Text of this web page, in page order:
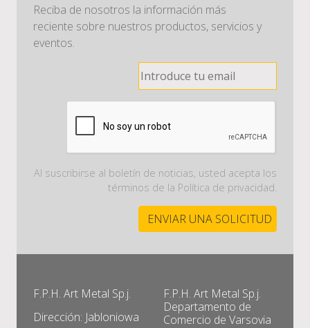
Reciba de nosotros la información más
reciente sobre nuestros productos, servicios y
eventos.
Al suscribirse al boletín de noticias, usted acepta los
términos de la Política de privacidad.
F.P.H. Art Metal Sp.j.
Dirección: Jabloniowa
F.P.H. Art Metal Sp.j.
Departamento de
Comercio de Varsovia